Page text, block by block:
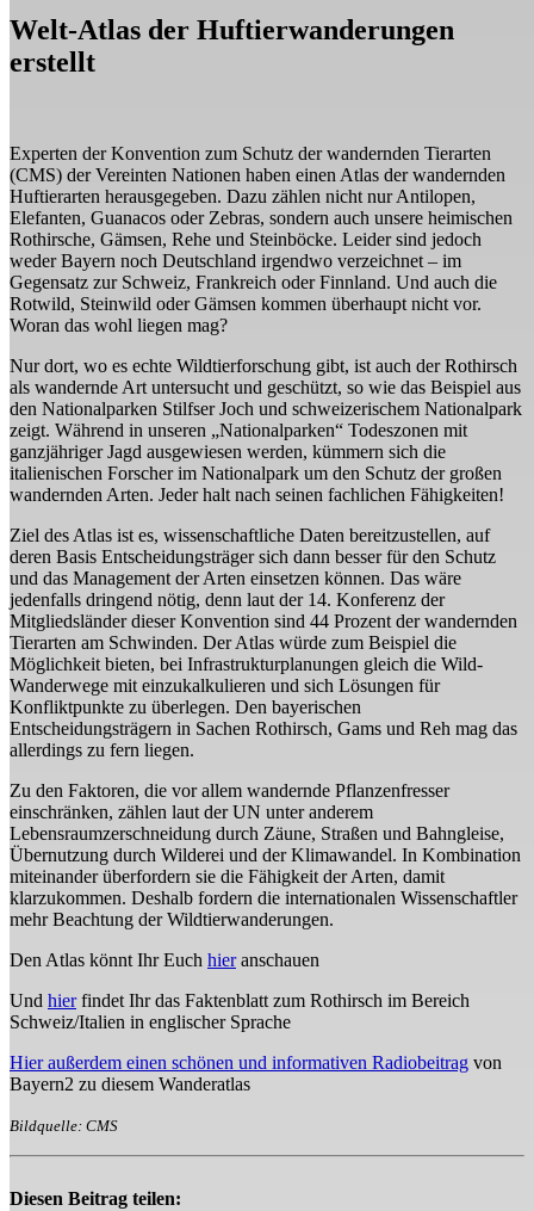
Welt-Atlas der Huftierwanderungen
erstellt
Experten der Konvention zum Schutz der wandernden Tierarten
(CMS) der Vereinten Nationen haben einen Atlas der wandernden
Huftierarten herausgegeben. Dazu zählen nicht nur Antilopen,
Elefanten, Guanacos oder Zebras, sondern auch unsere heimischen
Rothirsche, Gämsen, Rehe und Steinböcke. Leider sind jedoch
weder Bayern noch Deutschland irgendwo verzeichnet – im
Gegensatz zur Schweiz, Frankreich oder Finnland. Und auch die
Rotwild, Steinwild oder Gämsen kommen überhaupt nicht vor.
Woran das wohl liegen mag?
Nur dort, wo es echte Wildtierforschung gibt, ist auch der Rothirsch
als wandernde Art untersucht und geschützt, so wie das Beispiel aus
den Nationalparken Stilfser Joch und schweizerischem Nationalpark
zeigt. Während in unseren „Nationalparken“ Todeszonen mit
ganzjähriger Jagd ausgewiesen werden, kümmern sich die
italienischen Forscher im Nationalpark um den Schutz der großen
wandernden Arten. Jeder halt nach seinen fachlichen Fähigkeiten!
Ziel des Atlas ist es, wissenschaftliche Daten bereitzustellen, auf
deren Basis Entscheidungsträger sich dann besser für den Schutz
und das Management der Arten einsetzen können. Das wäre
jedenfalls dringend nötig, denn laut der 14. Konferenz der
Mitgliedsländer dieser Konvention sind 44 Prozent der wandernden
Tierarten am Schwinden. Der Atlas würde zum Beispiel die
Möglichkeit bieten, bei Infrastrukturplanungen gleich die Wild-
Wanderwege mit einzukalkulieren und sich Lösungen für
Konfliktpunkte zu überlegen. Den bayerischen
Entscheidungsträgern in Sachen Rothirsch, Gams und Reh mag das
allerdings zu fern liegen.
Zu den Faktoren, die vor allem wandernde Pflanzenfresser
einschränken, zählen laut der UN unter anderem
Lebensraumzerschneidung durch Zäune, Straßen und Bahngleise,
Übernutzung durch Wilderei und der Klimawandel. In Kombination
miteinander überfordern sie die Fähigkeit der Arten, damit
klarzukommen. Deshalb fordern die internationalen Wissenschaftler
mehr Beachtung der Wildtierwanderungen.
Den Atlas könnt Ihr Euch hieranschauen
Und hierfindet Ihr das Faktenblatt zum Rothirsch im Bereich
Schweiz/Italien in englischer Sprache
Hier außerdem einen schönen und informativen Radiobeitrag von
Bayern2 zu diesem Wanderatlas
Bildquelle: CMS
Diesen Beitrag teilen: